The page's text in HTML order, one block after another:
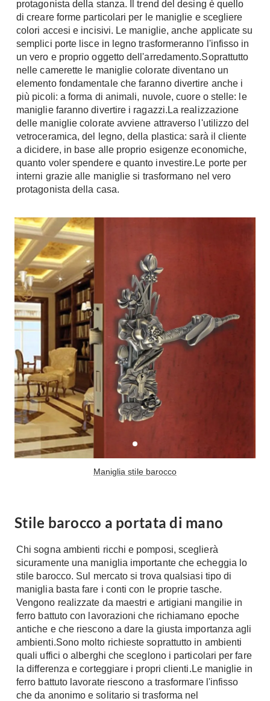
Giardino
Arredo giardino
Tende da sole
Gazebo
Fai da te in giardino
Il fai da te in bagno
Casa fai da te
Bricolage
protagonista della stanza. Il trend del desing è quello
di creare forme particolari per le maniglie e scegliere
colori accesi e incisivi. Le maniglie, anche applicate su
semplici porte lisce in legno trasformeranno l'infisso in
un vero e proprio oggetto dell'arredamento.Soprattutto
nelle camerette le maniglie colorate diventano un
elemento fondamentale che faranno divertire anche i
più picoli: a forma di animali, nuvole, cuore o stelle: le
maniglie faranno divertire i ragazzi.La realizzazione
delle maniglie colorate avviene attraverso l'utilizzo del
vetroceramica, del legno, della plastica: sarà il cliente
a dicidere, in base alle proprio esigenze economiche,
quanto voler spendere e quanto investire.Le porte per
interni grazie alle maniglie si trasformano nel vero
protagonista della casa.
Maniglia stile barocco
Stile barocco a portata di mano
Chi sogna ambienti ricchi e pomposi, sceglierà
sicuramente una maniglia importante che echeggia lo
stile barocco. Sul mercato si trova qualsiasi tipo di
maniglia basta fare i conti con le proprie tasche.
Vengono realizzate da maestri e artigiani mangilie in
ferro battuto con lavorazioni che richiamano epoche
antiche e che riescono a dare la giusta importanza agli
ambienti.Sono molto richieste soprattutto in ambienti
quali uffici o alberghi che sceglono i particolari per fare
la differenza e corteggiare i propri clienti.Le maniglie in
ferro battuto lavorate riescono a trasformare l'infisso
che da anonimo e solitario si trasforma nel